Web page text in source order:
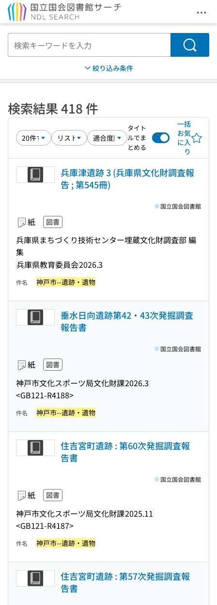
メ
検索
絞り込み条件
検索結果 418 件
タイト
ルでま
とめる
一括
お気
に入
り
兵庫津遺跡 3 (兵庫県文化財調査報
告 ; 第545冊)
紙 図書
兵庫県まちづくり技術センター埋蔵文化財調査部 編
集
兵庫県教育委員会2026.3
国立国会図書館
件名 神戸市--遺跡・遺物
垂水日向遺跡第42・43次発掘調査
報告書
紙 図書
神戸市文化スポーツ局文化財課2026.3
<GB121-R4188>
国立国会図書館
件名 神戸市--遺跡・遺物
住吉宮町遺跡 : 第60次発掘調査報
告書
紙 図書
神戸市文化スポーツ局文化財課2025.11
<GB121-R4187>
国立国会図書館
件名 神戸市--遺跡・遺物
住吉宮町遺跡 : 第57次発掘調査報
告書